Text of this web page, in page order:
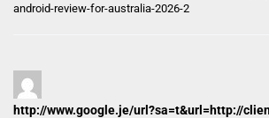
android-review-for-australia-2026-2
http://www.google.je/url?sa=t&url=http://